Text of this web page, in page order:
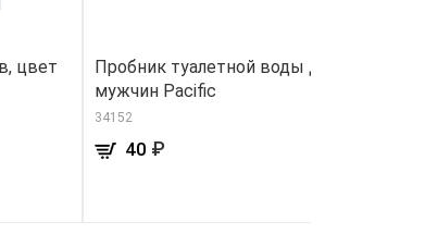
цвет
Пробник туалетной воды для
мужчин Pacific
34152
40 ₽